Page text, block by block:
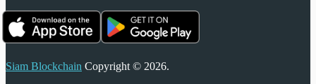
Siam Blockchain Copyright © 2026.